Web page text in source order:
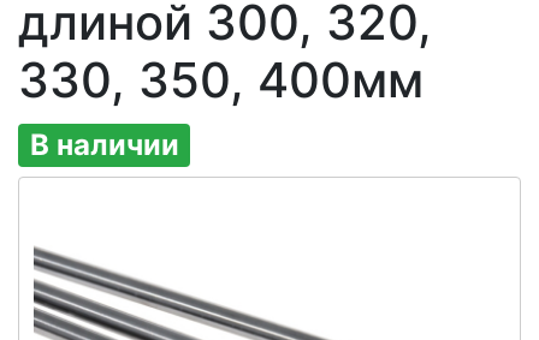
длиной 300, 320,
330, 350, 400мм
В наличии